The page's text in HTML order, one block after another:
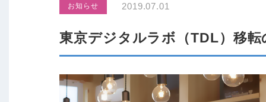
お知らせ 2019.07.01
東京デジタルラボ（TDL）移